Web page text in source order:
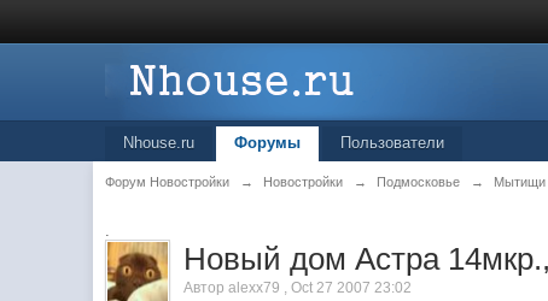
Nhouse.ru Форумы Пользователи
Форум Новостройки → Новостройки → Подмосковье → Мытищи
.
Новый дом Астра
Авторalexx79 ,Oct 27 2007 23:02